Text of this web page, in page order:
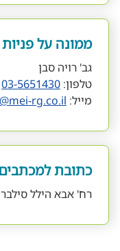
ממונה על פניות
גב' רויה סבן
טלפון: 03-5651430
מייל: rg.co.il
כתובת
רח' אבא הילל סילבר 14, רמת גן ת.ד 10610